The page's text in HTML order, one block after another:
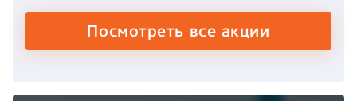
Посмотреть все акции